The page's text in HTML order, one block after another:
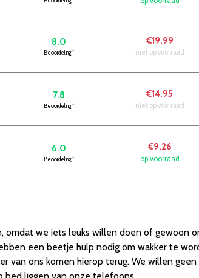
8.0
Beoordeling*
€19.99
niet op voorraad
7.8
Beoordeling*
€14.95
niet op voorraad
6.0
Beoordeling*
€9.26
op voorraad
we iets leuks willen doen of gewoon
een beetje hulp nodig om wakker te
van ons komen hierop terug. We willen